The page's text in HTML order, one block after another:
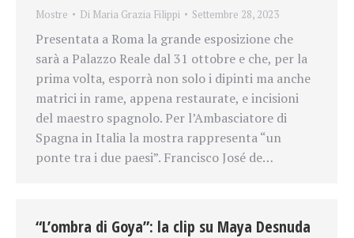
Mostre Di Maria Grazia Filippi Settembre 28, 2023
Presentata a Roma la grande esposizione che
sarà a Palazzo Reale dal 31 ottobre e che, per la
prima volta, esporrà non solo i dipinti ma anche
matrici in rame, appena restaurate, e incisioni
del maestro spagnolo. Per l’Ambasciatore di
Spagna in Italia la mostra rappresenta “un
ponte tra i due paesi”. Francisco José de…
“L’ombra di Goya”: la clip su Maya Desnuda